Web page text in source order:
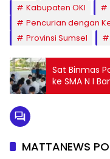
Kabupaten OKI
Pencurian dengan
Provinsi Sumsel
Sat Binmas
ke SMA N I
MATTANEWS